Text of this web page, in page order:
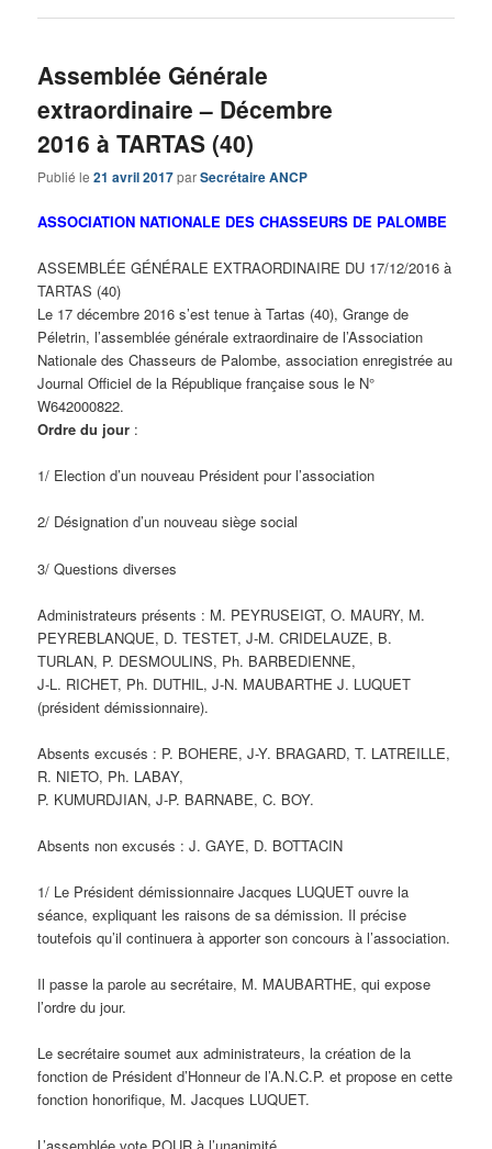
Assemblée Générale
extraordinaire – Décembre
2016 à TARTAS (40)
Publié le21 avril 2017parSecrétaire ANCP
ASSOCIATION NATIONALE DES CHASSEURS DE PALOMBE
ASSEMBLÉE GÉNÉRALE EXTRAORDINAIRE DU 17/12/2016 à
TARTAS (40)
Le 17 décembre 2016 s’est tenue à Tartas (40), Grange de
Péletrin, l’assemblée générale extraordinaire de l’Association
Nationale des Chasseurs de Palombe, association enregistrée au
Journal Officiel de la République française sous le N°
W642000822.
Ordre du jour :
1/ Election d’un nouveau Président pour l’association
2/ Désignation d’un nouveau siège social
3/ Questions diverses
Administrateurs présents : M. PEYRUSEIGT, O. MAURY, M.
PEYREBLANQUE, D. TESTET, J-M. CRIDELAUZE, B.
TURLAN, P. DESMOULINS, Ph. BARBEDIENNE,
J-L. RICHET, Ph. DUTHIL, J-N. MAUBARTHE J. LUQUET
(président démissionnaire).
Absents excusés : P. BOHERE, J-Y. BRAGARD, T. LATREILLE,
R. NIETO, Ph. LABAY,
P. KUMURDJIAN, J-P. BARNABE, C. BOY.
Absents non excusés : J. GAYE, D. BOTTACIN
1/ Le Président démissionnaire Jacques LUQUET ouvre la
séance, expliquant les raisons de sa démission. Il précise
toutefois qu’il continuera à apporter son concours à l’association.
Il passe la parole au secrétaire, M. MAUBARTHE, qui expose
l’ordre du jour.
Le secrétaire soumet aux administrateurs, la création de la
fonction de Président d’Honneur de l’A.N.C.P. et propose en cette
fonction honorifique, M. Jacques LUQUET.